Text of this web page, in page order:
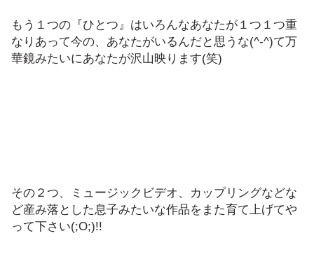
もう１つの『ひとつ』はいろんなあなたが１つ１つ重
なりあって今の、あなたがいるんだと思うな(^-^)て万
華鏡みたいにあなたが沢山映ります(笑)
その２つ、ミュージックビデオ、カップリングなどな
ど産み落とした息子みたいな作品をまた育て上げてや
って下さい(;O;)!!